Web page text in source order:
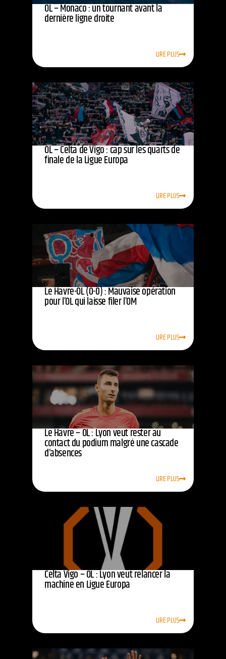
OL – Monaco : un tournant avant la
dernière ligne droite
LIRE PLUS
OL – Celta de Vigo : cap sur les quarts de
finale de la Ligue Europa
LIRE PLUS
Le Havre-OL (0-0) : Mauvaise opération
pour l’OL qui laisse filer l’OM
LIRE PLUS
Le Havre – OL : Lyon veut rester au
contact du podium malgré une cascade
d’absences
LIRE PLUS
Celta Vigo – OL : Lyon veut relancer la
machine en Ligue Europa
LIRE PLUS